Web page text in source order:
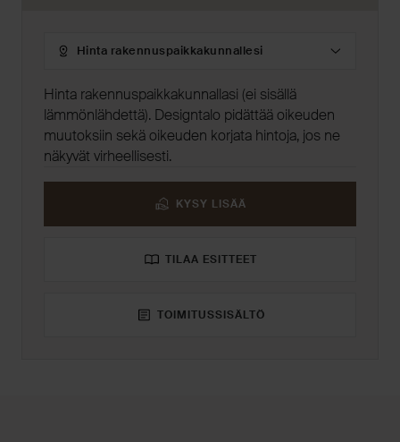
Hinta
rakennuspaikkakunnallesi
Hinta rakennuspaikkakunnallasi (ei sisällä
lämmönlähdettä). Designtalo pidättää oikeuden
muutoksiin sekä oikeuden korjata hintoja, jos ne
näkyvät virheellisesti.
KYSY LISÄÄ
TILAA ESITTEET
TOIMITUSSISÄLTÖ